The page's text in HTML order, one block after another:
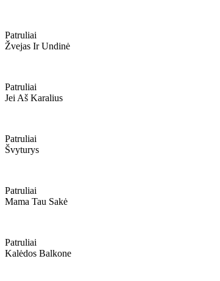
Patruliai
Žvejas Ir Undinė
Patruliai
Jei Aš Karalius
Patruliai
Švyturys
Patruliai
Mama Tau Sakė
Patruliai
Kalėdos Balkone